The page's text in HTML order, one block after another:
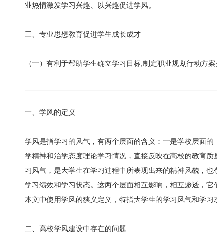
业热情激发学习兴趣、以兴趣促进学风。
三、专业思想教育促进学生成长成才
（一）有利于帮助学生确立学习目标,制定职业规划行动方
一、学风的定义
学风是指学习的风气，有两个层面的含义：一是学校层面
学精神和治学态度理论学习情况，直接反映在高校的教育
习风气，是大学生在学习过程中所表现出来的精神风貌，
学习绩效和学习状态。这两个层面相互影响，相互渗透，
本文中使用学风的狭义定义，特指大学生的学习风气和学习
二、高校学风建设中存在的问题